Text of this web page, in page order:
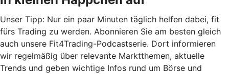
Unser Tipp: Nur ein paar Minuten täglich helfen dabei, fit
fürs Trading zu werden. Abonnieren Sie am besten gleich
auch unsere Fit4Trading-Podcastserie. Dort informieren
wir regelmäßig über relevante Marktthemen, aktuelle
Trends und geben wichtige Infos rund um Börse und